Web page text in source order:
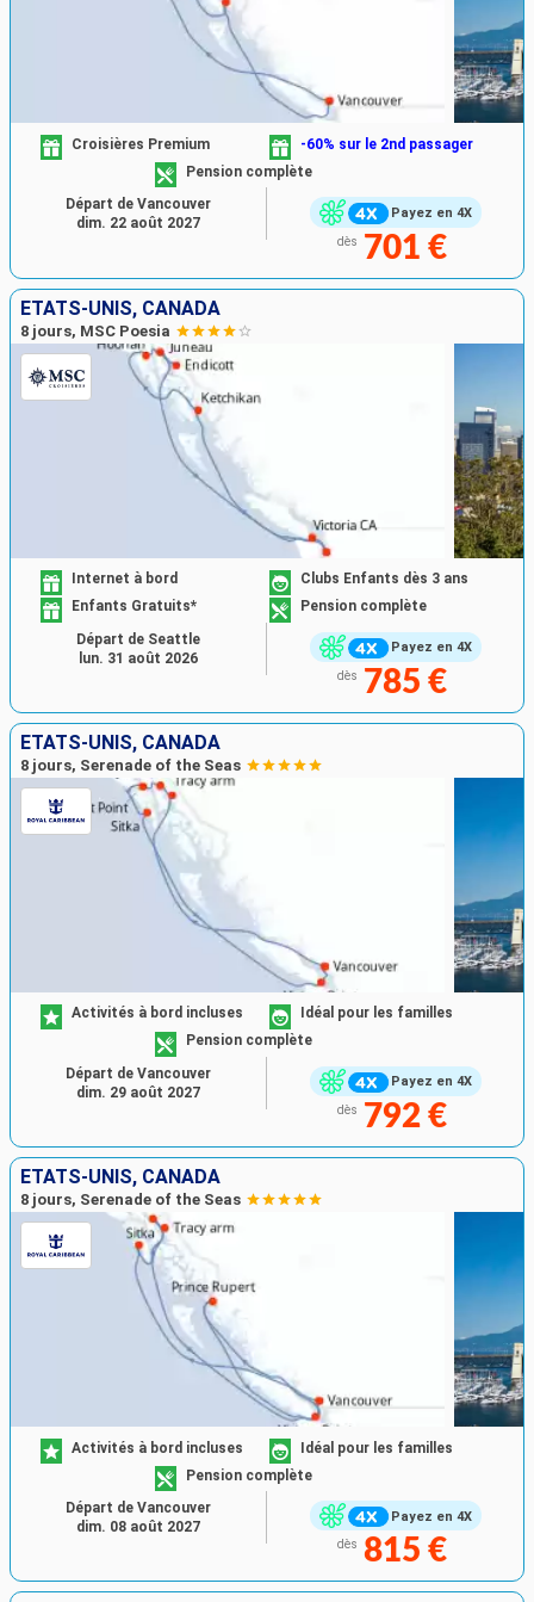
Payez en 4X
Croisières Premium
-60% sur le 2nd passager
Pension complète
dès 701 €
Départ de Vancouver
dim. 22 août 2027
ÉTATS-UNIS, CANADA
8 jours, MSC Poesia
Payez en 4X
Internet à bord
Clubs Enfants dès 3 ans
Enfants Gratuits*
Pension complète
dès 785 €
Départ de Seattle
lun. 31 août 2026
ÉTATS-UNIS, CANADA
8 jours, Serenade of the Seas
Payez en 4X
Activités à bord incluses
Idéal pour les familles
Pension complète
dès 792 €
Départ de Vancouver
dim. 29 août 2027
ÉTATS-UNIS, CANADA
8 jours, Serenade of the Seas
Payez en 4X
Activités à bord incluses
Idéal pour les familles
Pension complète
dès 815 €
Départ de Vancouver
dim. 08 août 2027